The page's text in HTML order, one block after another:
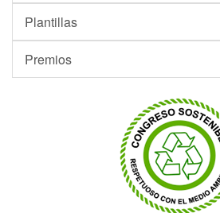
Plantillas
Premios